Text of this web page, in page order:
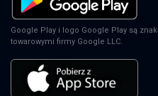
Star Wars:
PS5
Google Play i logo Google Play są
towarowymi firmy Google LLC.